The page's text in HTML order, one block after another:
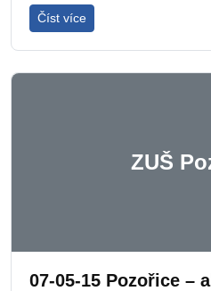
Číst více
ZUŠ
07-05-15 Pozořice –